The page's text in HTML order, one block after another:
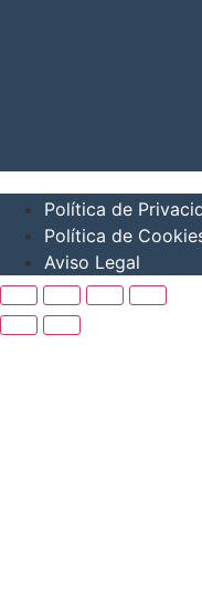
Política de
Política de
Aviso Legal